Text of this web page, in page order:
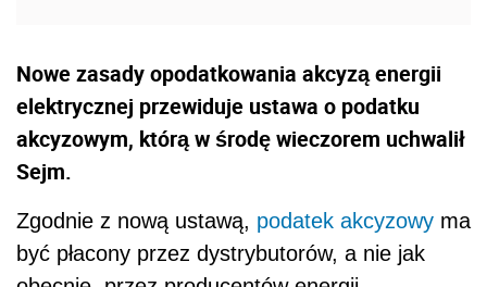
Nowe zasady opodatkowania akcyzą energii
elektrycznej przewiduje ustawa o podatku
akcyzowym, którą w środę wieczorem uchwalił
Sejm.
Zgodnie z nową ustawą, podatek akcyzowy ma
być płacony przez dystrybutorów, a nie jak